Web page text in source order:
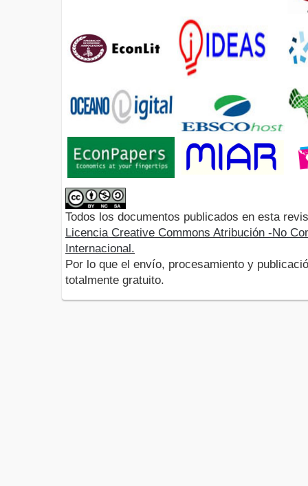
Todos los documentos publicados en esta
Licencia Creative Commons Atribución -No
Internacional.
Por lo que el envío, procesamiento y
totalmente gratuito.